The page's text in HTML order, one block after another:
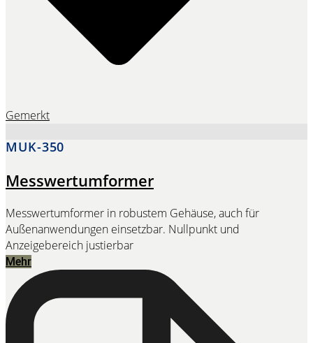
Gemerkt
MUK-350
Messwertumformer
Messwertumformer in robustem Gehäuse, auch für
Außenanwendungen einsetzbar. Nullpunkt und
Anzeigebereich justierbar
Mehr